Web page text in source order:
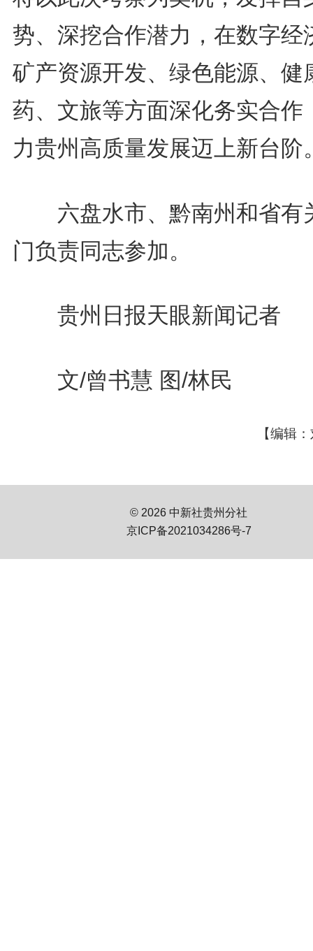
势、深挖合作潜力，在数字经
矿产资源开发、绿色能源、健
药、文旅等方面深化务实合作
力贵州高质量发展迈上新台阶
六盘水市、黔南州和省有
门负责同志参加。
贵州日报天眼新闻记者
文/曾书慧 图/林民
【编辑
© 2026 中新社贵州分社
京ICP备2021034286号-7